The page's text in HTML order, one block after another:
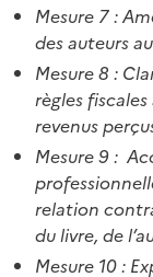
Mesure 7 :
des auteurs
Mesure 8 :
règles
revenus
Mesure 9 :
relation
du livre, de
Mesure 10 :